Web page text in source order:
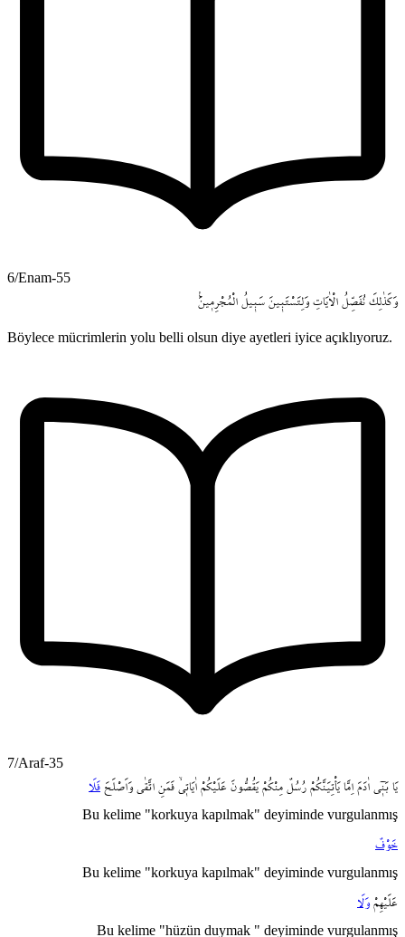
6/Enam-55
وَكَذٰلِكَ نُفَصِّلُ الْاٰيَاتِ وَلِتَسْتَب۪ينَ سَب۪يلُ الْمُجْرِم۪ينَ۟
Böylece mücrimlerin yolu belli olsun diye ayetleri iyice açıklıyoruz.
7/Araf-35
يَا بَن۪ٓي اٰدَمَ اِمَّا يَأْتِيَنَّكُمْ رُسُلٌ مِنْكُمْ يَقُصُّونَ عَلَيْكُمْ اٰيَات۪يۙ فَمَنِ اتَّقٰى وَاَصْلَحَ فَلَا
Bu kelime "korkuya kapılmak" deyiminde vurgulanmış
خَوْفٌ
Bu kelime "korkuya kapılmak" deyiminde vurgulanmış
عَلَيْهِمْ وَلَا
Bu kelime "hüzün duymak " deyiminde vurgulanmış